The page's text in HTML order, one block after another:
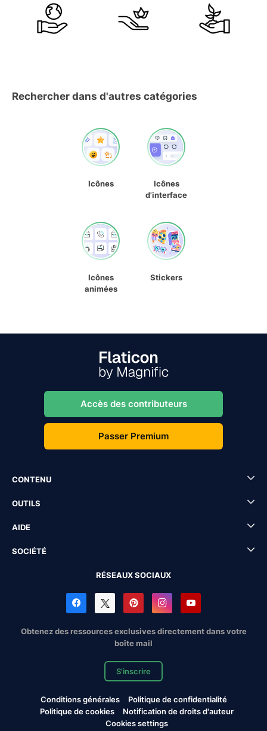
Rechercher dans d'autres catégories
Icônes
Icônes
d'interface
Icônes
animées
Stickers
Accès des contributeurs
Passer Premium
CONTENU
OUTILS
AIDE
SOCIÉTÉ
RÉSEAUX SOCIAUX
Obtenez des ressources exclusives directement dans votre
boîte mail
S'inscrire
Conditions générales
Politique de confidentialité
Politique de cookies
Notification de droits d'auteur
Cookies settings